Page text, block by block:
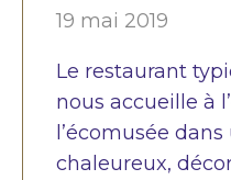
19 mai 2019
Le restaurant
nous accueille à
l’écomusée
chaleureux,